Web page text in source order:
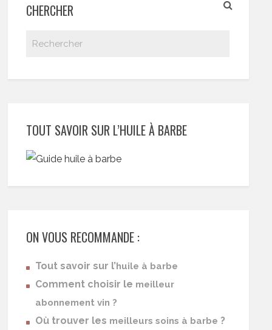
CHERCHER
TOUT SAVOIR SUR L’HUILE À BARBE
ON VOUS RECOMMANDE :
Tout savoir sur l’huile à barbe
Comment choisir le meilleur
abonnement vin ?
Où trouver les meilleurs soins à barbe ?